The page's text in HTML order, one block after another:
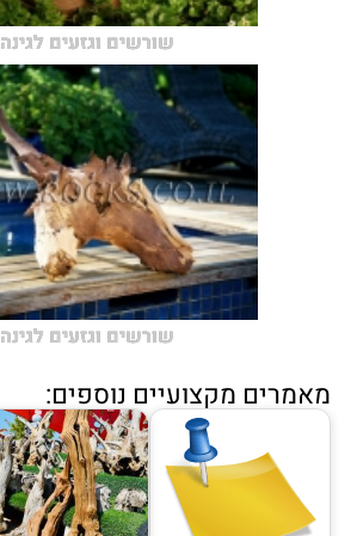
שורשים וגזעים לגינה
שורשים וגזעים לגינה
מאמרים מקצועיים נוספים: